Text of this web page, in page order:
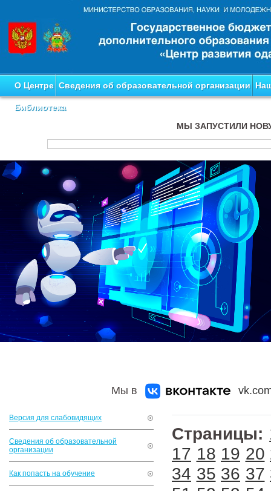
О Центре Сведения об образовательной организации
Библиотека
МЫ ЗАПУСТИЛИ
Мы в
Версия для слабовидящих
Сведения об образовательной
организации
Как попасть на обучение
Страницы:
17 18 19 20
34 35 36 37